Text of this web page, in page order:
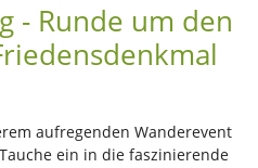
- Runde um den
aufregenden Wanderevent
ein in die faszinierende